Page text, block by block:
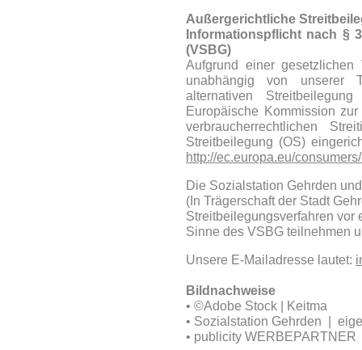
Außergerichtliche
Informationspflicht nach §
(VSBG)
Aufgrund einer
unabhängig von unserer
alternativen
Europäische Kommission
verbraucherrechtlichen
Streitbeilegung (OS)
http://ec.europa.eu/
Die Sozialstation Gehrden
(In Trägerschaft der Stadt
Streitbeilegungsverfahren vor
Sinne des VSBG teilnehmen
Unsere E-Mailadresse lautet:
Bildnachweise
• ©Adobe Stock | Keitma
• Sozialstation Gehrden |
• publicity WERBEPARTNER